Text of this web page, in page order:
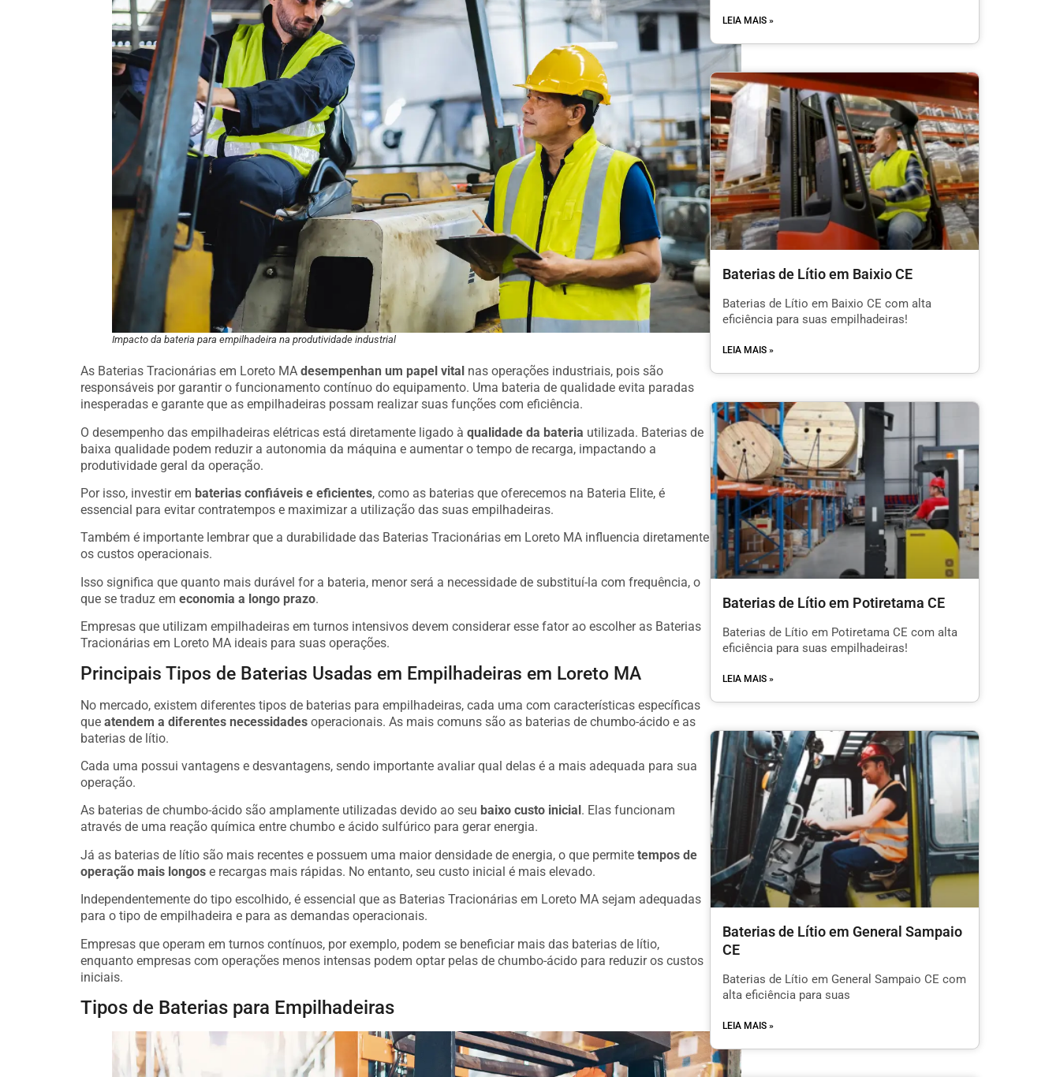
Impacto da bateria para empilhadeira na produtividade industrial
As Baterias Tracionárias em Loreto MA desempenhan um papel vital nas operações industriais, pois são
responsáveis por garantir o funcionamento contínuo do equipamento. Uma bateria de qualidade evita paradas
inesperadas e garante que as empilhadeiras possam realizar suas funções com eficiência.
O desempenho das empilhadeiras elétricas está diretamente ligado à qualidade da bateria utilizada. Baterias de
baixa qualidade podem reduzir a autonomia da máquina e aumentar o tempo de recarga, impactando a
produtividade geral da operação.
Por isso, investir em baterias confiáveis e eficientes, como as baterias que oferecemos na Bateria Elite, é
essencial para evitar contratempos e maximizar a utilização das suas empilhadeiras.
Também é importante lembrar que a durabilidade das Baterias Tracionárias em Loreto MA influencia diretamente
os custos operacionais.
Isso significa que quanto mais durável for a bateria, menor será a necessidade de substituí-la com frequência, o
que se traduz em economia a longo prazo.
Empresas que utilizam empilhadeiras em turnos intensivos devem considerar esse fator ao escolher as Baterias
Tracionárias em Loreto MA ideais para suas operações.
Principais Tipos de Baterias Usadas em Empilhadeiras em Loreto MA
No mercado, existem diferentes tipos de baterias para empilhadeiras, cada uma com características específicas
que atendem a diferentes necessidades operacionais. As mais comuns são as baterias de chumbo-ácido e as
baterias de lítio.
Cada uma possui vantagens e desvantagens, sendo importante avaliar qual delas é a mais adequada para sua
operação.
As baterias de chumbo-ácido são amplamente utilizadas devido ao seu baixo custo inicial . Elas funcionam
através de uma reação química entre chumbo e ácido sulfúrico para gerar energia.
Já as baterias de lítio são mais recentes e possuem uma maior densidade de energia, o que permite tempos de
operação mais longos e recargas mais rápidas. No entanto, seu custo inicial é mais elevado.
Independentemente do tipo escolhido, é essencial que as Baterias Tracionárias em Loreto MA sejam adequadas
para o tipo de empilhadeira e para as demandas operacionais.
Empresas que operam em turnos contínuos, por exemplo, podem se beneficiar mais das baterias de lítio,
enquanto empresas com operações menos intensas podem optar pelas de chumbo-ácido para reduzir os custos
iniciais.
Tipos de Baterias para Empilhadeiras
LEIA MAIS »
Baterias de Lítio em Baixio CE
Baterias de Lítio em Baixio CE com alta
eficiência para suas empilhadeiras!
LEIA MAIS »
Baterias de Lítio em Potiretama CE
Baterias de Lítio em Potiretama CE com alta
eficiência para suas empilhadeiras!
LEIA MAIS »
Baterias de Lítio em General Sampaio
CE
Baterias de Lítio em General Sampaio CE com
alta eficiência para suas
LEIA MAIS »